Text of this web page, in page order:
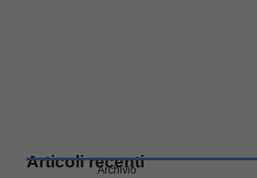
Articoli recenti
Archivio